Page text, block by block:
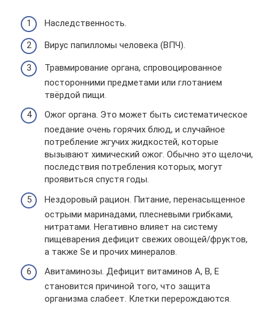
Наследственность.
Вирус папилломы человека (ВПЧ).
Травмирование органа, спровоцированное
посторонними предметами или глотанием
твёрдой пищи.
Ожог органа. Это может быть систематическое
поедание очень горячих блюд, и случайное
потребление жгучих жидкостей, которые
вызывают химический ожог. Обычно это щелочи,
последствия потребления которых, могут
проявиться спустя годы.
Нездоровый рацион. Питание, перенасыщенное
острыми маринадами, плесневыми грибками,
нитратами. Негативно влияет на систему
пищеварения дефицит свежих овощей/фруктов,
а также Se и прочих минералов.
Авитаминозы. Дефицит витаминов А, В, Е
становится причиной того, что защита
организма слабеет. Клетки перерождаются.